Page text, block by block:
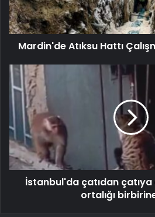
Mardin'de Atıksu Hattı
İstanbul'da çatıdan
ortalığı